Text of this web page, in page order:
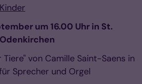
um 16.00 Uhr in St.
Tiere" von Camille Saint-Saens in
Sprecher und Orgel